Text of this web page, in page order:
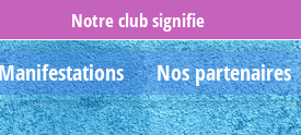
Notre club signifie
Nos partenaires